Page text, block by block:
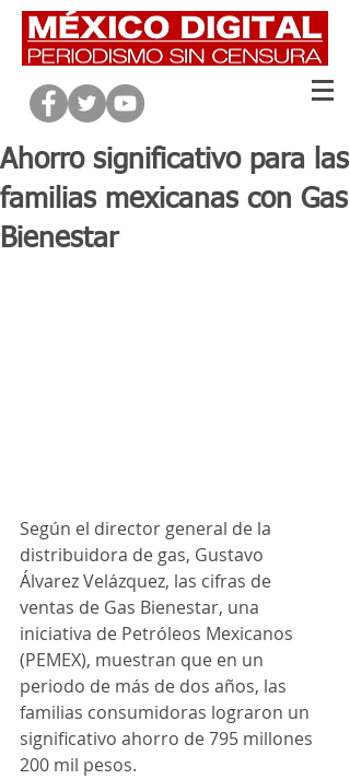
Ahorro significativo para las
familias mexicanas con Gas
Bienestar
Según el director general de la
distribuidora de gas, Gustavo
Álvarez Velázquez, las cifras de
ventas de Gas Bienestar, una
iniciativa de Petróleos Mexicanos
(PEMEX), muestran que en un
periodo de más de dos años, las
familias consumidoras lograron un
significativo ahorro de 795 millones
200 mil pesos.